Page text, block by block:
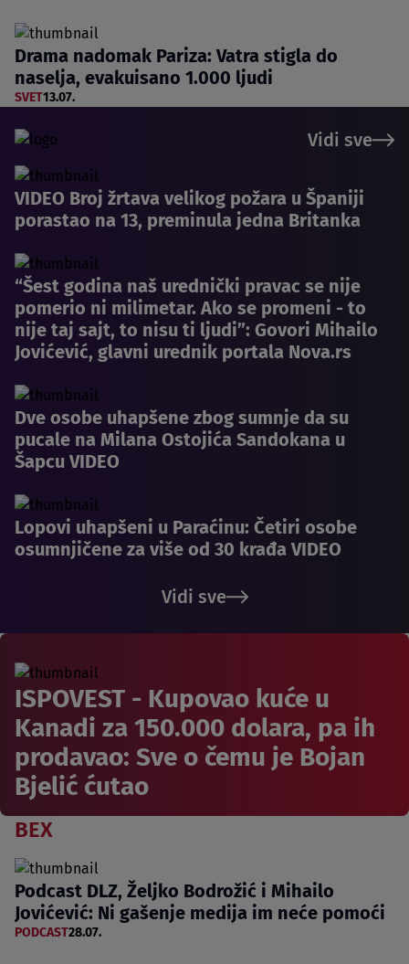
Drama nadomak Pariza: Vatra stigla do
naselja, evakuisano 1.000 ljudi
SVET13.07.
Vidi sve
VIDEO Broj žrtava velikog požara u Španiji
porastao na 13, preminula jedna Britanka
“Šest godina naš urednički pravac se nije
pomerio ni milimetar. Ako se promeni - to
nije taj sajt, to nisu ti ljudi”: Govori Mihailo
Jovićević, glavni urednik portala Nova.rs
Dve osobe uhapšene zbog sumnje da su
pucale na Milana Ostojića Sandokana u
Šapcu VIDEO
Lopovi uhapšeni u Paraćinu: Četiri osobe
osumnjičene za više od 30 krađa VIDEO
Vidi sve
ISPOVEST - Kupovao kuće u
Kanadi za 150.000 dolara, pa ih
prodavao: Sve o čemu je Bojan
Bjelić ćutao
BEX
Podcast DLZ, Željko Bodrožić i Mihailo
Jovićević: Ni gašenje medija im neće pomoći
PODCAST28.07.